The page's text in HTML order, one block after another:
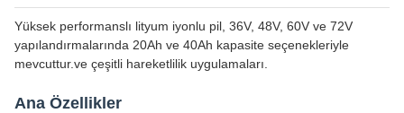
Yüksek performanslı lityum iyonlu pil, 36V, 48V, 60V ve 72V
yapılandırmalarında 20Ah ve 40Ah kapasite seçenekleriyle
mevcuttur.ve çeşitli hareketlilik uygulamaları.
Ana Özellikler